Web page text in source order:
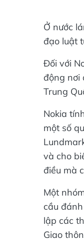
Ở nước
đạo luật
Đối với
động nơi
Trung
Nokia
một số
và cho
điều mà
Một
cầu
lập các
Giao